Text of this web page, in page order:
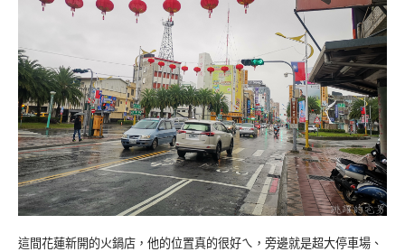
這間花蓮新開的火鍋店，他的位置真的很好ㄟ，旁邊就是超大停車場、